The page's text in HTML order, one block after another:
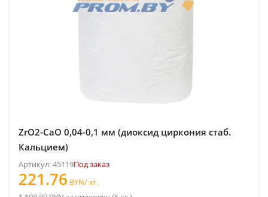
ZrO2-CaO 0,04-0,1 мм (диоксид циркония стаб.
Кальцием)
Артикул: 45119Под заказ
221.76 BYN/ кг.